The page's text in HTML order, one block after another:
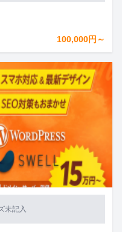
100,000円～
未記入